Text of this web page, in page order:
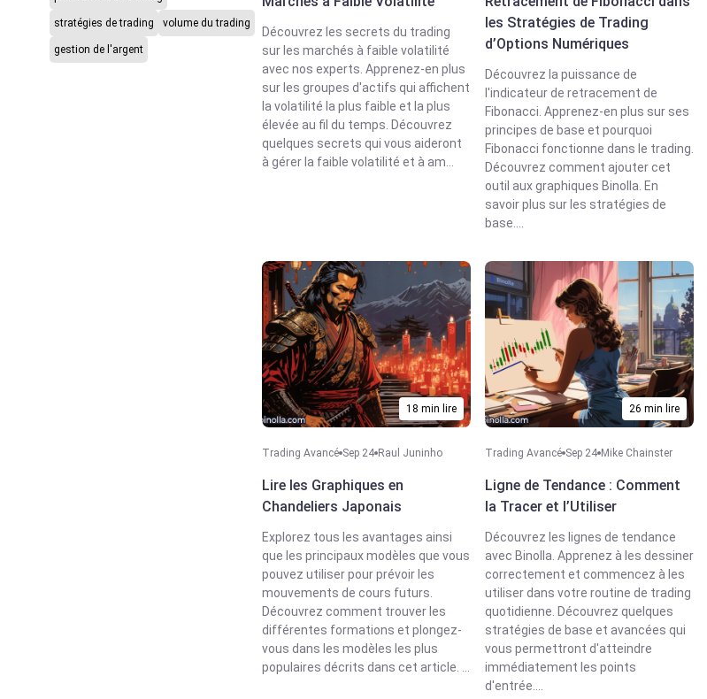
stratégies de trading volume du trading
gestion de l'argent
Découvrez les secrets du trading
sur les marchés à faible volatilité
avec nos experts. Apprenez-en plus
sur les groupes d'actifs qui affichent
la volatilité la plus faible et la plus
élevée au fil du temps. Découvrez
quelques secrets qui vous aideront
à gérer la faible volatilité et à am...
les Stratégies de Trading
d’Options Numériques
Découvrez la puissance de
l'indicateur de retracement de
Fibonacci. Apprenez-en plus sur ses
principes de base et pourquoi
Fibonacci fonctionne dans le trading.
Découvrez comment ajouter cet
outil aux graphiques Binolla. En
savoir plus sur les stratégies de
base....
18 min lire
Trading Avancé Sep 24 Raul Juninho
Lire les Graphiques en
Chandeliers Japonais
Explorez tous les avantages ainsi
que les principaux modèles que vous
pouvez utiliser pour prévoir les
mouvements de cours futurs.
Découvrez comment trouver les
différentes formations et plongez-
vous dans les modèles les plus
populaires décrits dans cet article. ...
26 min lire
Trading Avancé Sep 24 Mike Chainster
Ligne de Tendance : Comment
la Tracer et l’Utiliser
Découvrez les lignes de tendance
avec Binolla. Apprenez à les dessiner
correctement et commencez à les
utiliser dans votre routine de trading
quotidienne. Découvrez quelques
stratégies de base et avancées qui
vous permettront d'atteindre
immédiatement les points
d'entrée....